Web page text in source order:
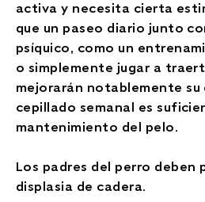
activa y necesita cierta
que un paseo diario junto
psíquico, como un
o simplemente jugar a
mejorarán notablemente su
cepillado semanal es
mantenimiento del pelo.
Los padres del perro deben
displasia de cadera.